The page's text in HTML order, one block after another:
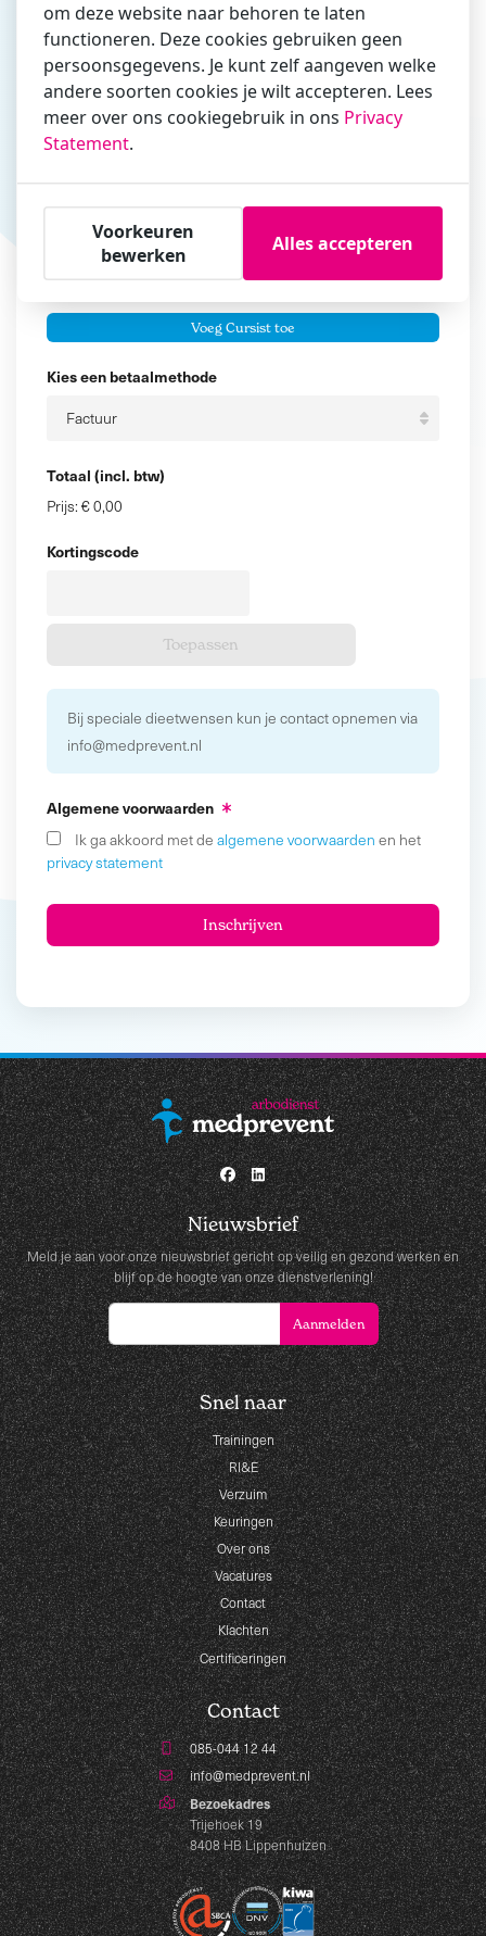
Vul hier bij voorkeur het e-mailadres in waarmee je
zakelijk/administratief correspondeert
Is de contactpersoon ook een cursist?
Ja
Nee
Cursisten
Voeg cursisten toe
Tussenvoegsel
Er zijn geencursisten.
Voeg Cursist toe
Kies een betaalmethode
Totaal (incl. btw)
Prijs: € 0,00
Kortingscode
Bij speciale dieetwensen kun je contact opnemen via
info@medprevent.nl
Algemene voorwaarden
Ik ga akkoord met de algemene voorwaarden en het
privacy statement
Nieuwsbrief
Meld je aan voor onze nieuwsbrief gericht op veilig en gezond werken en
blijf op de hoogte van onze dienstverlening!
Snel naar
Trainingen
RI&E
Verzuim
Keuringen
Over ons
Vacatures
Contact
Klachten
Certificeringen
Contact
085-044 12 44
info@medprevent.nl
Bezoekadres
Trijehoek 19
8408 HB Lippenhuizen
om deze website naar behoren te laten
functioneren. Deze cookies gebruiken geen
persoonsgegevens. Je kunt zelf aangeven welke
andere soorten cookies je wilt accepteren. Lees
meer over ons cookiegebruik in ons Privacy
Statement.
Voorkeuren
bewerken
Alles accepteren